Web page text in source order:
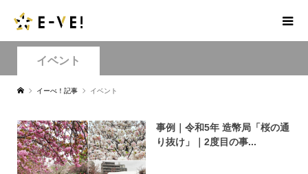
イベント
イーべ！記事 イベント
事例｜令和5年 造幣局「桜の通
り抜け」｜2度目の事...